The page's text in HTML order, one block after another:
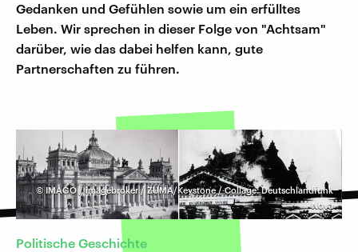
Gedanken und Gefühlen sowie um ein erfülltes
Leben. Wir sprechen in dieser Folge von "Achtsam"
darüber, wie das dabei helfen kann, gute
Partnerschaften zu führen.
© IMAGO / imagebroker / ZUMA/Keystone / Collage: Deutschlandfunk
Nova
Politische Geschichte